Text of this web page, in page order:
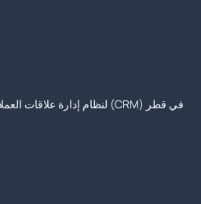
واجهة برمجة التطبيقات (API) لنظام إدارة علاقات العملاء (CRM) في قطر